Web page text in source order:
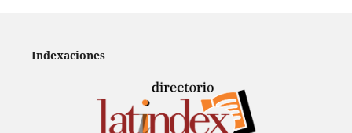
Indexaciones